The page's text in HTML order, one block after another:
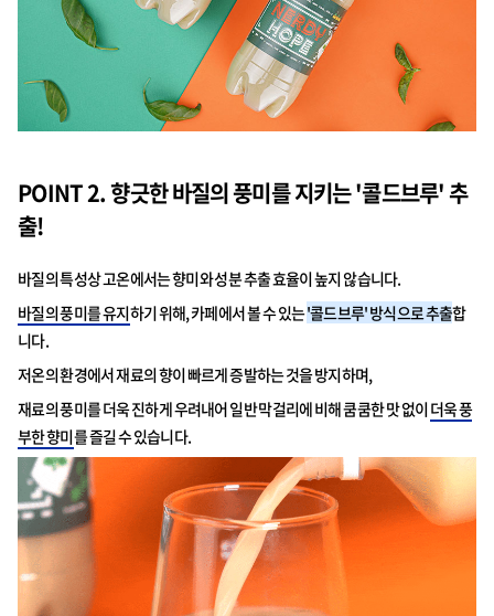
POINT 2. 향긋한 바질의 풍미를 지키는 '콜드브루' 추
출!
바질의 특성상 고온에서는 향미와 성분 추출 효율이 높지 않습니다.
바질의 풍미를 유지하기 위해, 카페에서 볼 수 있는'콜드브루' 방식으로 추출합
니다.
저온의 환경에서 재료의 향이 빠르게 증발하는 것을 방지하며,
재료의 풍미를 더욱 진하게 우려내어 일반 막걸리에 비해 쿰쿰한 맛 없이더욱 풍
부한 향미를 즐길 수 있습니다.